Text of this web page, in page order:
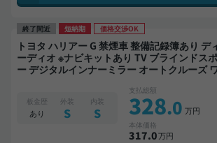
終了間近 短納期 価格交渉OK
トヨタ ハリアー G 禁煙車 整備記録簿あり ディスプレイオ
ーディオ ※ナビキットあり TV ブラインドス
ー デジタルインナーミラー オートクルーズ
板金歴
あり
外装
S
内装
S
支払総額
328.0 万円
本体価格
317.0万円